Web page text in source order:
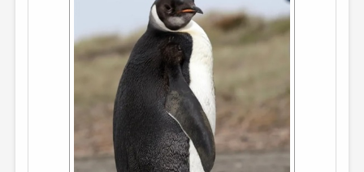
ОТДЕЛЫ И РУБРИКИ
ПРОИЗВЕДЕНИЯ